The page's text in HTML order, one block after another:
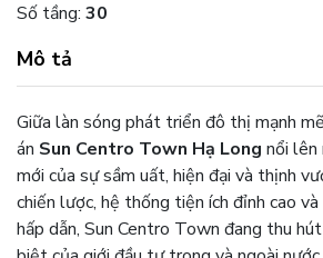
Số tầng: 30
Mô tả
Giữa làn sóng phát triển đô thị mạnh
án Sun Centro Town Hạ Long nổi
mới của sự sầm uất, hiện đại và thịnh
chiến lược, hệ thống tiện ích đỉnh cao
hấp dẫn, Sun Centro Town đang thu